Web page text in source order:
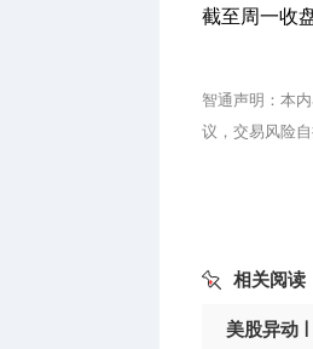
截至周一收
智通声明：本
议，交易风险
相关阅读
美股异动 |